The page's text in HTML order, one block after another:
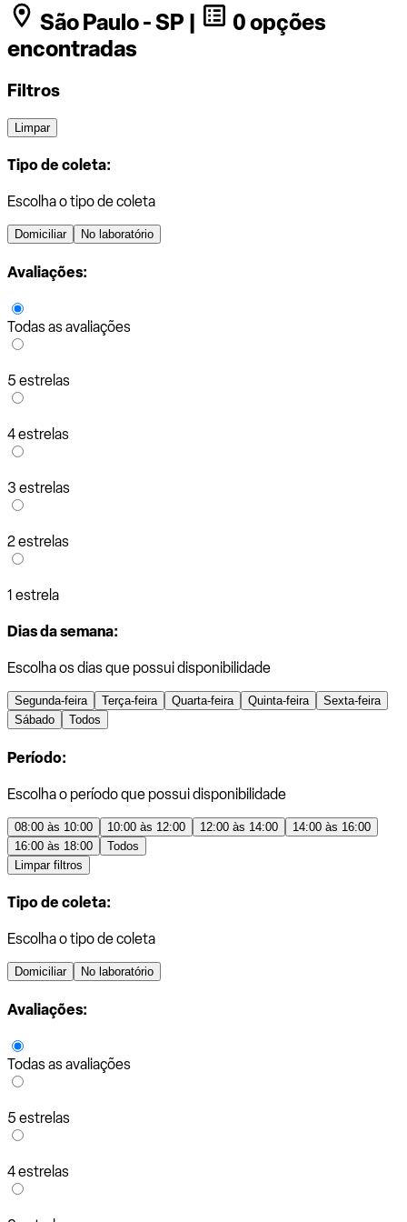
São Paulo - SP |
0 opções
encontradas
Filtros
Limpar
Tipo de coleta:
Escolha o tipo de coleta
Domiciliar No laboratório
Avaliações:
Todas as avaliações
5 estrelas
4 estrelas
3 estrelas
2 estrelas
1 estrela
Dias da semana:
Escolha os dias que possui disponibilidade
Segunda-feira Terça-feira Quarta-feira Quinta-feira
Sexta-feira
Sábado
Todos
Período:
Escolha o período que possui disponibilidade
08:00 às 10:00 10:00 às 12:00 12:00 às 14:00
14:00 às 16:00
16:00 às 18:00
Todos
Limpar filtros
Tipo de coleta:
Escolha o tipo de coleta
Domiciliar No laboratório
Avaliações:
Todas as avaliações
5 estrelas
4 estrelas